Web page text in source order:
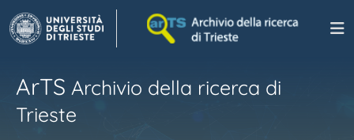
ArTS Archivio della ricerca di
Trieste